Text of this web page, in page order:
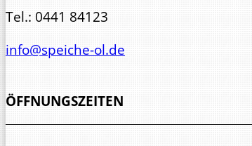
Tel.: 0441 84123
info@speiche-ol.de
ÖFFNUNGSZEITEN